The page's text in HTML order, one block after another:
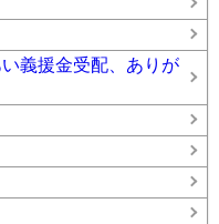
義援金受配、ありが